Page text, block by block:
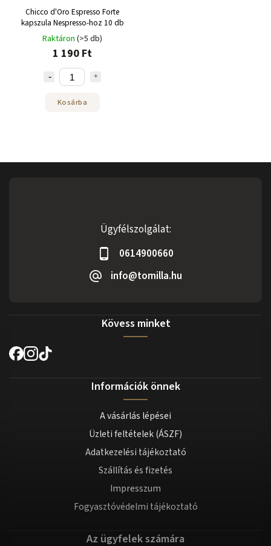
Chicco d'Oro Espresso Forte
kapszula Nespresso-hoz 10 db
Raktáron (>5 db)
1 190 Ft
Kosárba
Ügyfélszolgálat:
0614900660
info@tomilla.hu
Kövess minket
Információk önnek
A vásárlás lépései
Üzleti feltételek (ÁSZF)
Adatkezelési tájékoztató
Szállítás és fizetés
Impresszum
Fogyasztóvédelmi tájékoztató
Az ügyfelek számára